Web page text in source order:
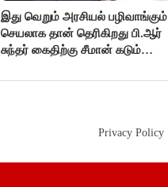
இது வெறும் அரசியல் பழிவாங்கும்
செயலாக தான் தெரிகிறது பி.ஆர்
சுந்தர் கைதிற்கு சீமான் கடும்
Privacy Policy